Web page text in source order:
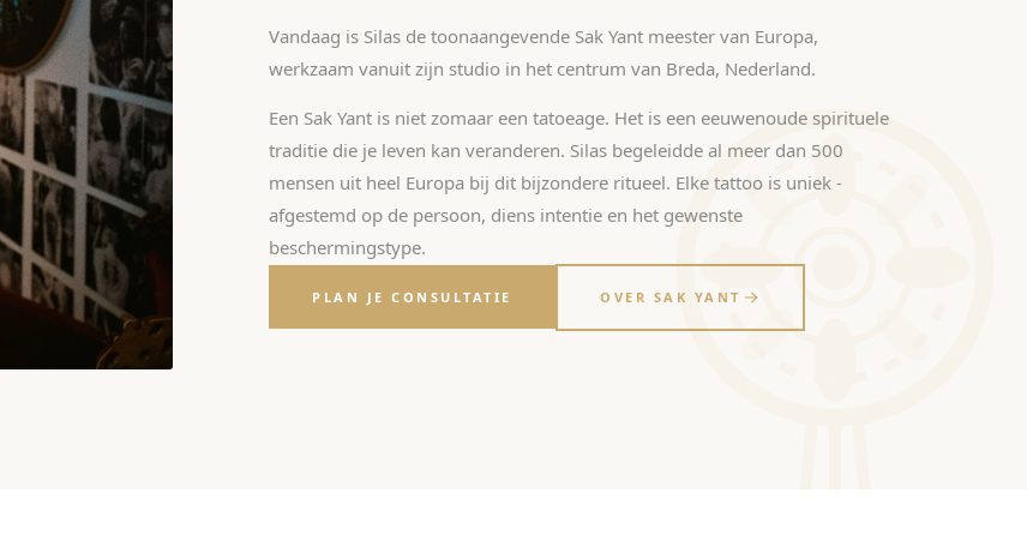
Vandaag is Silas de toonaangevende Sak Yant meester van Europa,
werkzaam vanuit zijn studio in het centrum van Breda, Nederland.
Een Sak Yant is niet zomaar een tatoeage. Het is een eeuwenoude spirituele
traditie die je leven kan veranderen. Silas begeleidde al meer dan 500
mensen uit heel Europa bij dit bijzondere ritueel. Elke tattoo is uniek -
afgestemd op de persoon, diens intentie en het gewenste
beschermingstype.
PLAN JE CONSULTATIE OVER SAK YANT